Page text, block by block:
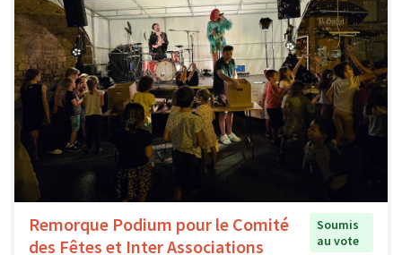
Remorque Podium pour le Comité
des Fêtes et Inter Associations
Soumis
au vote